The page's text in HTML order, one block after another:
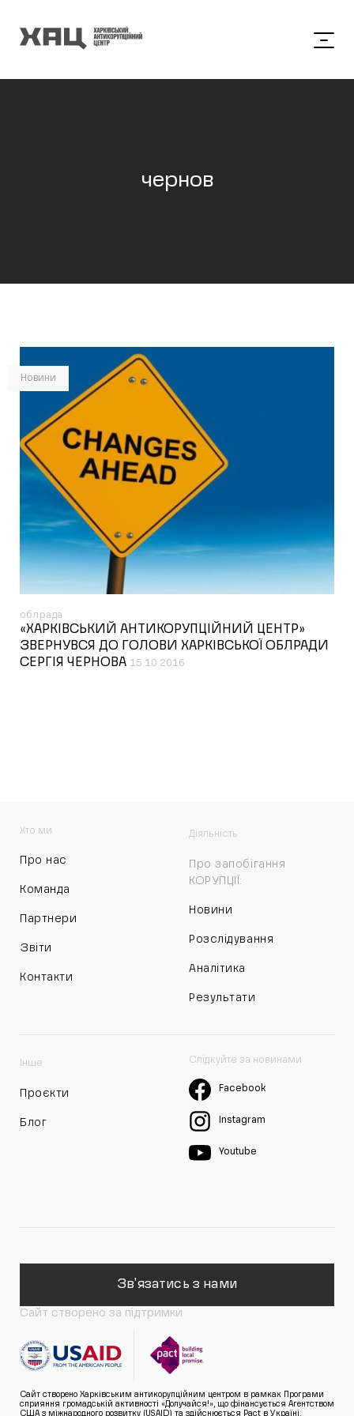
чернов
Новини
облрада
«ХАРКІВСЬКИЙ АНТИКОРУПЦІЙНИЙ ЦЕНТР»
ЗВЕРНУВСЯ ДО ГОЛОВИ ХАРКІВСЬКОЇ ОБЛРАДИ
СЕРГІЯ ЧЕРНОВА 15.10.2016
Хто ми
Про нас
Команда
Партнери
Звіти
Контакти
Діяльність
Про запобігання
КОРУПЦІЇ:
Новини
Розслідування
Аналітика
Результати
Інше
Проєкти
Блог
Слідкуйте за новинами
Facebook
Instagram
Youtube
Зв'язатись з нами
Сайт створено за підтримки
Сайт створено Харківським антикорупційним центром в рамках Програми
сприяння громадській активності «Долучайся!», що фінансується Агентством
США з міжнародного розвитку (USAID) та здійснюється Pact в Україні.